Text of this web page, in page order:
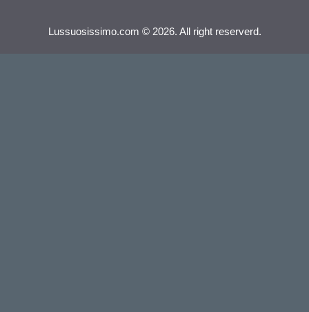
Lussuosissimo.com © 2026. All right reserverd.